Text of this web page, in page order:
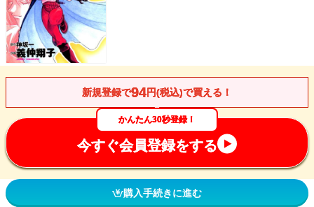
新規登録で94円(税込)で買える！
かんたん30秒登録！
今すぐ会員登録をする
購入手続きに進む